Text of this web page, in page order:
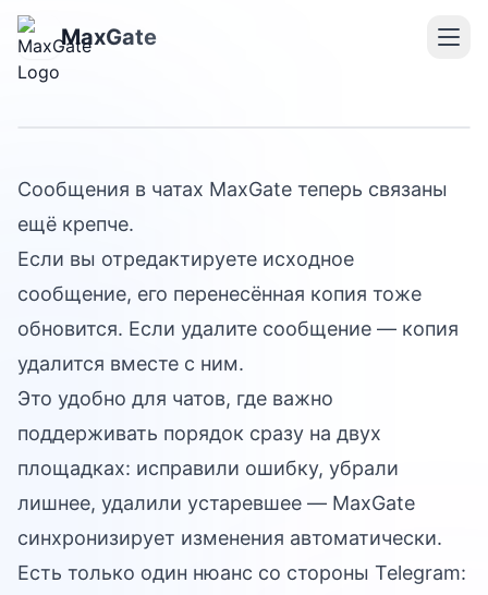
MaxGate
сообщений в связанных
чатах
Сообщения в чатах MaxGate теперь связаны
ещё крепче.
Если вы отредактируете исходное
сообщение, его перенесённая копия тоже
обновится. Если удалите сообщение — копия
удалится вместе с ним.
Это удобно для чатов, где важно
поддерживать порядок сразу на двух
площадках: исправили ошибку, убрали
лишнее, удалили устаревшее — MaxGate
синхронизирует изменения автоматически.
Есть только один нюанс со стороны Telegram: